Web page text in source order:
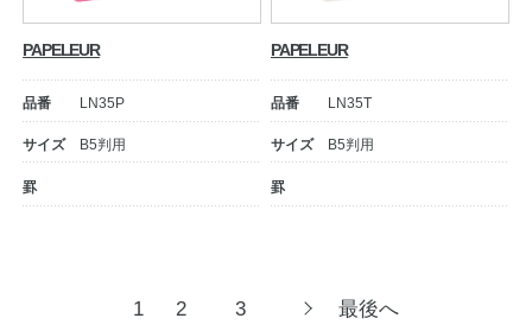
PAPELEUR
品番 LN35P
サイズ B5判用
罫
PAPELEUR
品番 LN35T
サイズ B5判用
罫
1 2 3
次
最後へ